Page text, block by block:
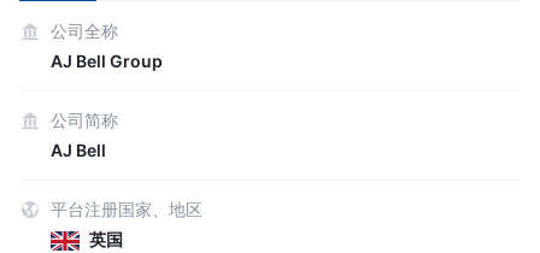
公司全称
AJ Bell Group
公司简称
AJ Bell
平台注册国家、地区
英国